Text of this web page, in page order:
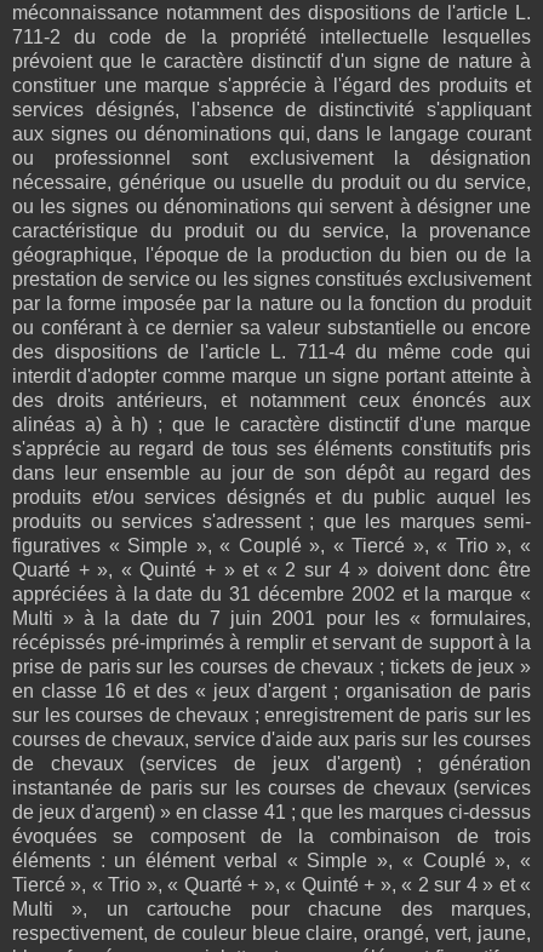
méconnaissance notamment des dispositions de l'article L.
711-2 du code de la propriété intellectuelle lesquelles
prévoient que le caractère distinctif d'un signe de nature à
constituer une marque s'apprécie à l'égard des produits et
services désignés, l'absence de distinctivité s'appliquant
aux signes ou dénominations qui, dans le langage courant
ou professionnel sont exclusivement la désignation
nécessaire, générique ou usuelle du produit ou du service,
ou les signes ou dénominations qui servent à désigner une
caractéristique du produit ou du service, la provenance
géographique, l'époque de la production du bien ou de la
prestation de service ou les signes constitués exclusivement
par la forme imposée par la nature ou la fonction du produit
ou conférant à ce dernier sa valeur substantielle ou encore
des dispositions de l'article L. 711-4 du même code qui
interdit d'adopter comme marque un signe portant atteinte à
des droits antérieurs, et notamment ceux énoncés aux
alinéas a) à h) ; que le caractère distinctif d'une marque
s'apprécie au regard de tous ses éléments constitutifs pris
dans leur ensemble au jour de son dépôt au regard des
produits et/ou services désignés et du public auquel les
produits ou services s'adressent ; que les marques semi-
figuratives « Simple », « Couplé », « Tiercé », « Trio », «
Quarté + », « Quinté + » et « 2 sur 4 » doivent donc être
appréciées à la date du 31 décembre 2002 et la marque «
Multi » à la date du 7 juin 2001 pour les « formulaires,
récépissés pré-imprimés à remplir et servant de support à la
prise de paris sur les courses de chevaux ; tickets de jeux »
en classe 16 et des « jeux d'argent ; organisation de paris
sur les courses de chevaux ; enregistrement de paris sur les
courses de chevaux, service d'aide aux paris sur les courses
de chevaux (services de jeux d'argent) ; génération
instantanée de paris sur les courses de chevaux (services
de jeux d'argent) » en classe 41 ; que les marques ci-dessus
évoquées se composent de la combinaison de trois
éléments : un élément verbal « Simple », « Couplé », «
Tiercé », « Trio », « Quarté + », « Quinté + », « 2 sur 4 » et «
Multi », un cartouche pour chacune des marques,
respectivement, de couleur bleue claire, orangé, vert, jaune,